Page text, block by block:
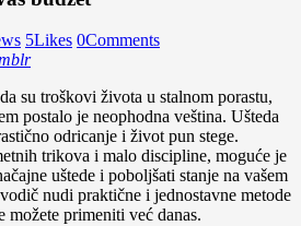
5Likes 0Comments
su troškovi života u stalnom porastu,
postalo je neophodna veština. Ušteda
odricanje i život pun stege.
trikova i malo discipline, moguće je
uštede i poboljšati stanje na vašem
nudi praktične i jednostavne metode
možete primeniti već danas.